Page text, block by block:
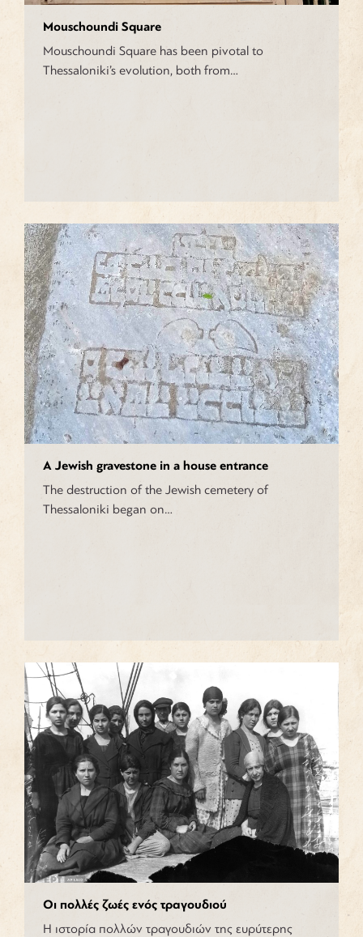
Mouschoundi Square
Mouschoundi Square has been pivotal to
Thessaloniki’s evolution, both from…
A Jewish gravestone in a house entrance
The destruction of the Jewish cemetery of
Thessaloniki began on…
Οι πολλές ζωές ενός τραγουδιού
Η ιστορία πολλών τραγουδιών της ευρύτερης